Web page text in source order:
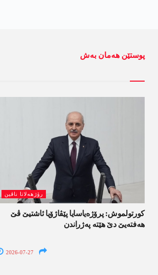
پوستێن ھەمان بەش
رۆژھەلاتا ناڤین
کورتولموش: پرۆژەیاسایا پێڤاژۆیا ئاشتیێ ڤێ
ھەفتەیێ دێ هێتە پەژراندن
2026-07-27